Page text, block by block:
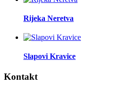
Rijeka Neretva
Slapovi Kravice
Kontakt